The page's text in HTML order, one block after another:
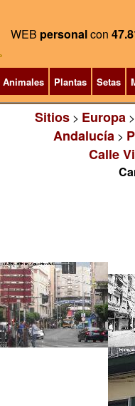
WEB personalcon
Animales Plantas Setas
Sitios> Europa
Andalucía >
Calle